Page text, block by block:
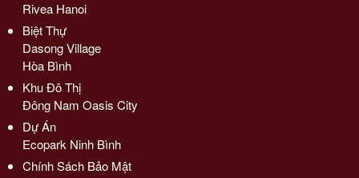
Rivea Hanoi
Biệt Thự
Dasong Village
Hòa Bình
Khu Đô Thị
Đông Nam Oasis City
Dự Án
Ecopark Ninh Bình
Chính Sách Bảo Mật